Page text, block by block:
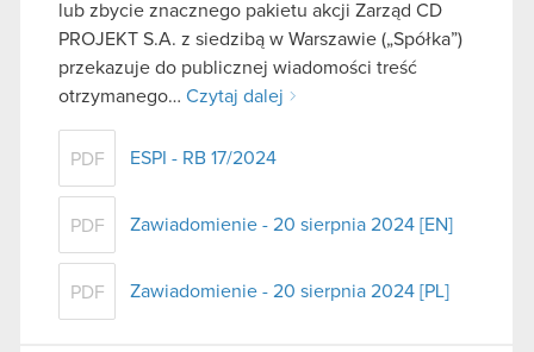
lub zbycie znacznego pakietu akcji Zarząd CD
PROJEKT S.A. z siedzibą w Warszawie („Spółka”)
przekazuje do publicznej wiadomości treść
otrzymanego… Czytaj dalej
PDF ESPI - RB 17/2024
PDF Zawiadomienie - 20 sierpnia 2024 [EN]
PDF Zawiadomienie - 20 sierpnia 2024 [PL]